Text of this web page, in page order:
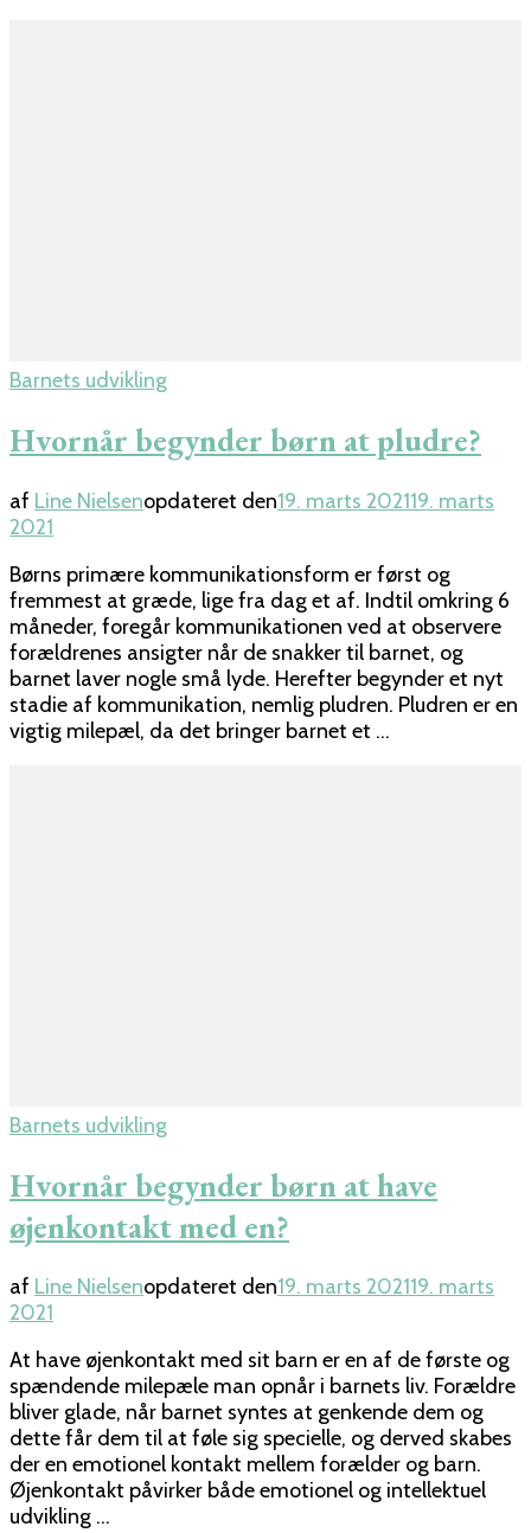
Barnets udvikling
Hvornår begynder børn at pludre?
af Line Nielsenopdateret den19. marts 202119. marts
2021
Børns primære kommunikationsform er først og
fremmest at græde, lige fra dag et af. Indtil omkring 6
måneder, foregår kommunikationen ved at observere
forældrenes ansigter når de snakker til barnet, og
barnet laver nogle små lyde. Herefter begynder et nyt
stadie af kommunikation, nemlig pludren. Pludren er en
vigtig milepæl, da det bringer barnet et …
Barnets udvikling
Hvornår begynder børn at have
øjenkontakt med en?
af Line Nielsenopdateret den19. marts 202119. marts
2021
At have øjenkontakt med sit barn er en af de første og
spændende milepæle man opnår i barnets liv. Forældre
bliver glade, når barnet syntes at genkende dem og
dette får dem til at føle sig specielle, og derved skabes
der en emotionel kontakt mellem forælder og barn.
Øjenkontakt påvirker både emotionel og intellektuel
udvikling …